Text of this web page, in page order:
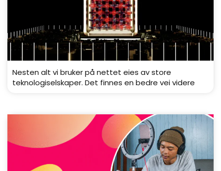
Nesten alt vi bruker på nettet eies av store
teknologiselskaper. Det finnes en bedre vei videre